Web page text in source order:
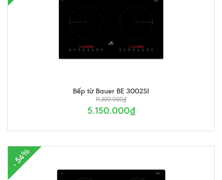
Bếp từ Bauer BE 3002SI
11.300.000₫
5.150.000₫
- 54%